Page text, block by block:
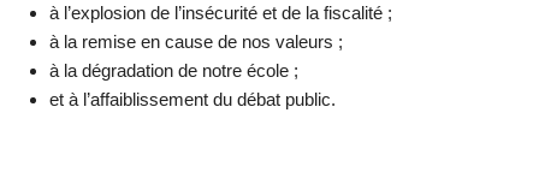
à l’explosion de l’insécurité et de la fiscalité ;
à la remise en cause de nos valeurs ;
à la dégradation de notre école ;
et à l’affaiblissement du débat public.